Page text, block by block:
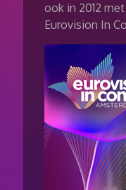
ook in 2012
Eurovision In